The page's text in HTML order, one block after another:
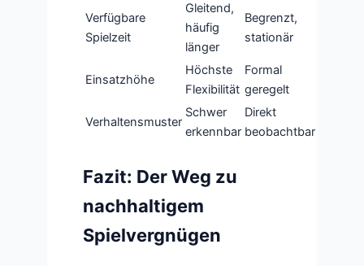
Verfügbare
Spielzeit
Gleitend,
häufig
länger
Begrenzt,
stationär
Einsatzhöhe
Höchste
Flexibilität
Formal
geregelt
Verhaltensmuster
Schwer
erkennbar
Direkt
beobachtbar
Fazit: Der Weg zu
nachhaltigem
Spielvergnügen